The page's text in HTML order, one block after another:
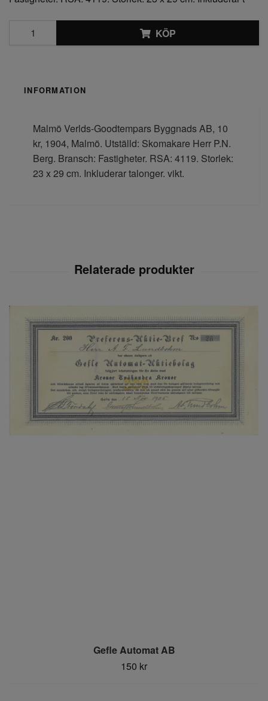
KÖP
INFORMATION
Malmö Verlds-Goodtempars Byggnads AB, 10
kr, 1904, Malmö. Utställd: Skomakare Herr P.N.
Berg. Bransch: Fastigheter. RSA: 4119. Storlek:
23 x 29 cm. Inkluderar talonger. vikt.
Gefle Automat AB
150 kr